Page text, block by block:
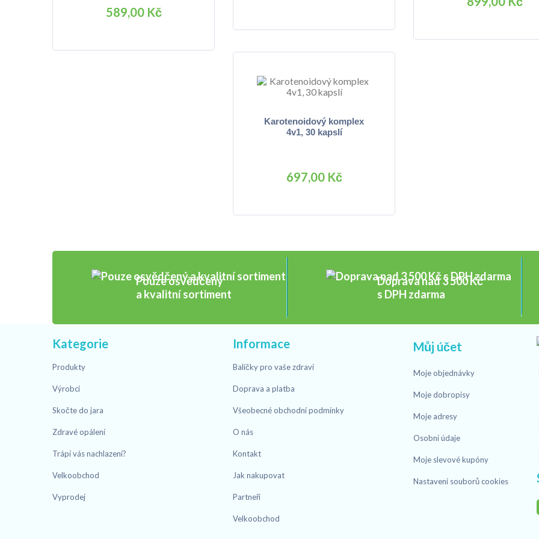
589,00 Kč
Karotenoidový komplex
4v1, 30 kapslí
697,00 Kč
Pouze osvědčený
a kvalitní sortiment
Doprava nad 3 500 Kč
s DPH zdarma
Kategorie
Produkty
Výrobci
Skočte do jara
Zdravé opálení
Trápí vás nachlazení?
Velkoobchod
Vyprodej
Informace
Balíčky pro vaše zdraví
Doprava a platba
Všeobecné obchodní podmínky
O nás
Kontakt
Jak nakupovat
Partneři
Velkoobchod
Můj účet
Moje objednávky
Moje dobropisy
Moje adresy
Osobní údaje
Moje slevové kupóny
Nastavení souborů cookies